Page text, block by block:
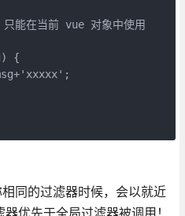
能在当前 vue 对象中使用
{
同的过滤器时候，会以就近
优先于全局过滤器被调用！